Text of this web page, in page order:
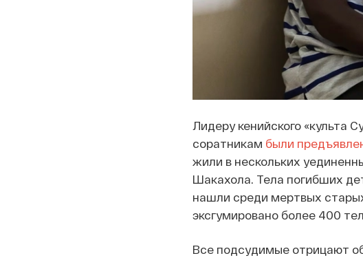
Лидеру кенийского «культа
соратникам были
жили в нескольких
Шакахола. Тела погибших
нашли среди мертвых
эксгумировано более 400 тел.
Все подсудимые отрицают